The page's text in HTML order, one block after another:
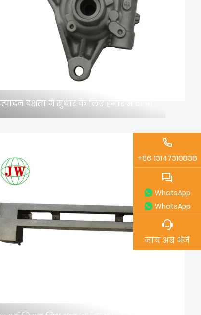
05/18
+86 13147310838
WhatsApp
WhatsApp
जांच अब भेजें